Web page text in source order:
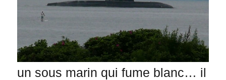
un sous marin qui fume blanc… il